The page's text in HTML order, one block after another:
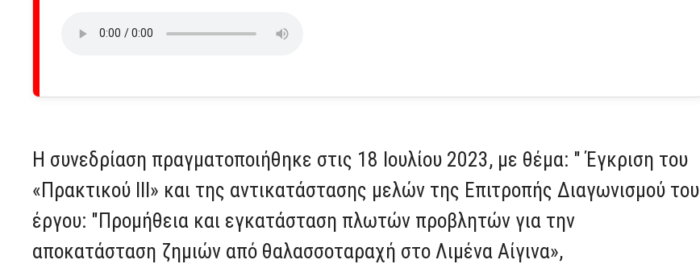
Η συνεδρίαση πραγματοποιήθηκε στις 18 Ιουλίου 2023, με θέμα: "Έγκριση του
«Πρακτικού ΙIΙ» και της αντικατάστασης μελών της Επιτροπής Διαγωνισμού του
έργου: "Προμήθεια και εγκατάσταση πλωτών προβλητών για την
αποκατάσταση ζημιών από θαλασσοταραχή στο Λιμένα Αίγινα»,